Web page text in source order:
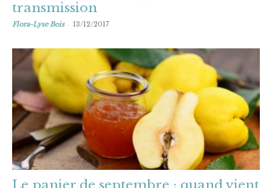
transmission
Flora-Lyse Bois - 13/12/2017